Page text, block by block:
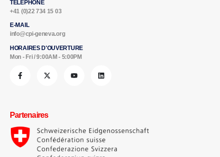
TÉLÉPHONE
+41 (0)22 734 15 03
E-MAIL
info@cpi-geneva.org
HORAIRES D'OUVERTURE
Mon - Fri / 9:00AM - 5:00PM
Partenaires